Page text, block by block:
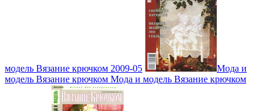
модель Вязание крючком 2009-05
Мода и
модель Вязание крючком Мода и модель Вязание крючком